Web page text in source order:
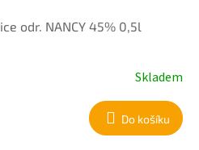
odr. NANCY 45% 0,5l
Skladem
Do košíku